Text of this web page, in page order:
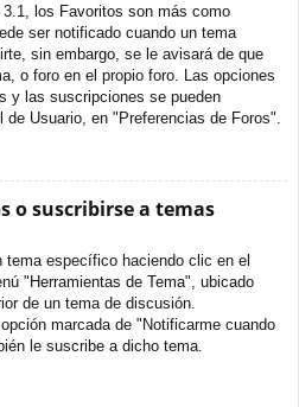
los Favoritos son más como
ser notificado cuando un tema
sin embargo, se le avisará de que
o foro en el propio foro. Las opciones
y las suscripciones se pueden
Usuario, en "Preferencias de Foros".
o suscribirse a temas
tema específico haciendo clic en el
"Herramientas de Tema", ubicado
de un tema de discusión.
marcada de "Notificarme cuando
le suscribe a dicho tema.